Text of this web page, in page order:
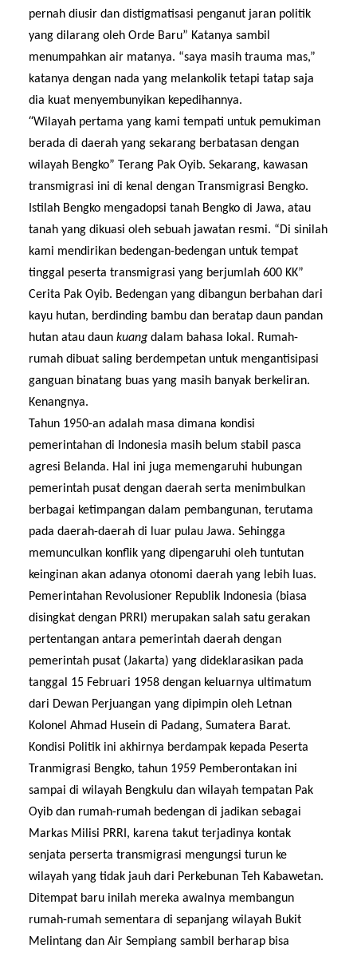
pernah diusir dan distigmatisasi penganut jaran politik
yang dilarang oleh Orde Baru” Katanya sambil
menumpahkan air matanya. “saya masih trauma mas,”
katanya dengan nada yang melankolik tetapi tatap saja
dia kuat menyembunyikan kepedihannya.
“Wilayah pertama yang kami tempati untuk pemukiman
berada di daerah yang sekarang berbatasan dengan
wilayah Bengko” Terang Pak Oyib. Sekarang, kawasan
transmigrasi ini di kenal dengan Transmigrasi Bengko.
Istilah Bengko mengadopsi tanah Bengko di Jawa, atau
tanah yang dikuasi oleh sebuah jawatan resmi. “Di sinilah
kami mendirikan bedengan-bedengan untuk tempat
tinggal peserta transmigrasi yang berjumlah 600 KK”
Cerita Pak Oyib. Bedengan yang dibangun berbahan dari
kayu hutan, berdinding bambu dan beratap daun pandan
hutan atau daun kuang dalam bahasa lokal. Rumah-
rumah dibuat saling berdempetan untuk mengantisipasi
ganguan binatang buas yang masih banyak berkeliran.
Kenangnya.
Tahun 1950-an adalah masa dimana kondisi
pemerintahan di Indonesia masih belum stabil pasca
agresi Belanda. Hal ini juga memengaruhi hubungan
pemerintah pusat dengan daerah serta menimbulkan
berbagai ketimpangan dalam pembangunan, terutama
pada daerah-daerah di luar pulau Jawa. Sehingga
memunculkan konflik yang dipengaruhi oleh tuntutan
keinginan akan adanya otonomi daerah yang lebih luas.
Pemerintahan Revolusioner Republik Indonesia (biasa
disingkat dengan PRRI ) merupakan salah satu gerakan
pertentangan antara pemerintah daerah dengan
pemerintah pusat (Jakarta) yang dideklarasikan pada
tanggal 15 Februari 1958 dengan keluarnya ultimatum
dari Dewan Perjuangan yang dipimpin oleh Letnan
Kolonel Ahmad Husein di Padang, Sumatera Barat.
Kondisi Politik ini akhirnya berdampak kepada Peserta
Tranmigrasi Bengko, tahun 1959 Pemberontakan ini
sampai di wilayah Bengkulu dan wilayah tempatan Pak
Oyib dan rumah-rumah bedengan di jadikan sebagai
Markas Milisi PRRI, karena takut terjadinya kontak
senjata perserta transmigrasi mengungsi turun ke
wilayah yang tidak jauh dari Perkebunan Teh Kabawetan.
Ditempat baru inilah mereka awalnya membangun
rumah-rumah sementara di sepanjang wilayah Bukit
Melintang dan Air Sempiang sambil berharap bisa